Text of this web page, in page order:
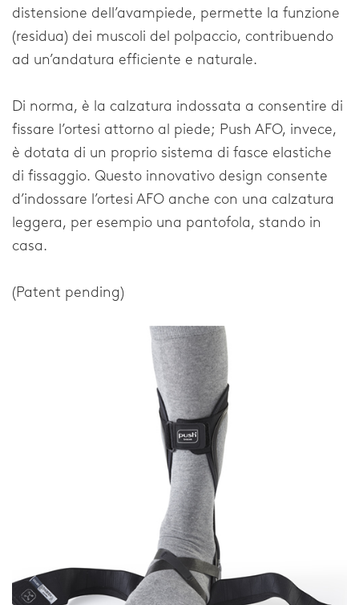
distensione dell’avampiede, permette la funzione
(residua) dei muscoli del polpaccio, contribuendo
ad un’andatura efficiente e naturale.
Di norma, è la calzatura indossata a consentire di
fissare l’ortesi attorno al piede; Push AFO, invece,
è dotata di un proprio sistema di fasce elastiche
di fissaggio. Questo innovativo design consente
d’indossare l’ortesi AFO anche con una calzatura
leggera, per esempio una pantofola, stando in
casa.
(Patent pending)